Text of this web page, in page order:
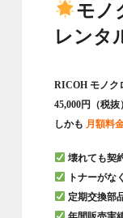
モノ
レンタ
RICOH モノク
45,000円（税
しかも 月額料
壊れても契
トナーがな
定期交換部